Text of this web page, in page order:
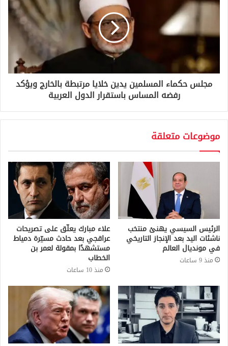
مجلس حكماء المسلمين يدين خلايا مرتبطة بالخارج ويؤكد
رفضه المساس باستقرار الدول العربية
موضوعات متعلقة
الرئيس السيسي يهنئ منتخب
ناشئات اليد بعد الإنجاز التاريخي
في مونديال العالم
منذ 9 ساعات
علاء مبارك يعلّق على تصريحات
عراقجي بعد حادث مسيّرة دمياط
مستشهدًا بمقولة لعمر بن
الخطاب
منذ 10 ساعات